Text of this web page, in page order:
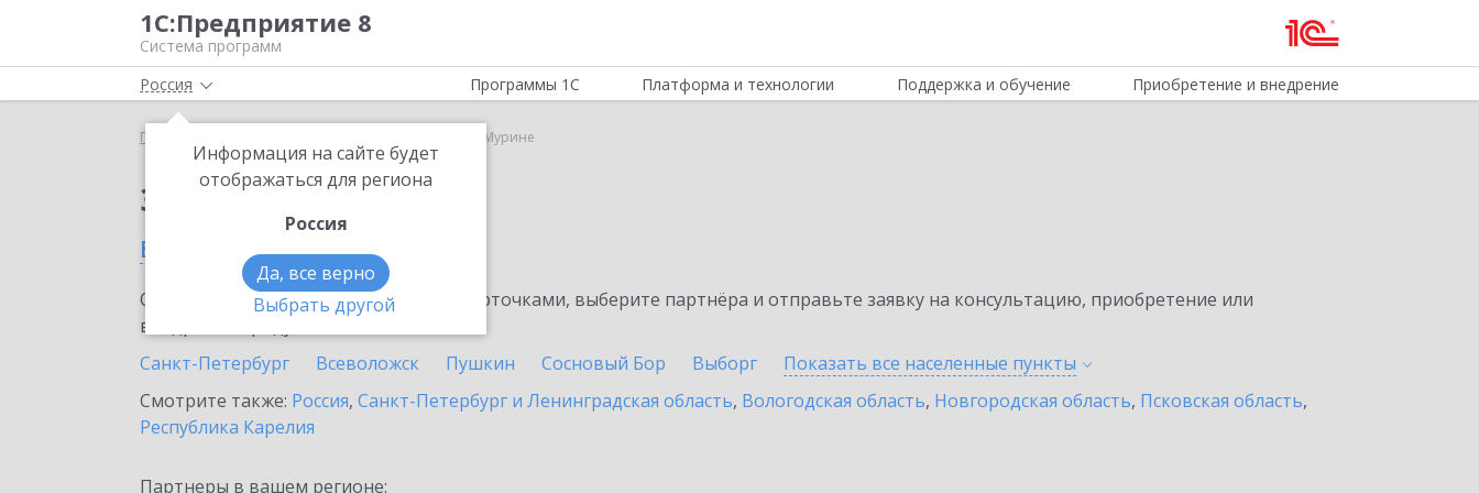
1С:Предприятие 8
Система программ
Россия
Информация на сайте будет
отображаться для региона
Россия
Да, все верно
Выбрать другой
Программы 1С Платформа и технологии Поддержка и обучение Приобретение и внедрение
Главная 1С:ЕГИСЗ в Мурине
Заказать 1С:ЕГИСЗ
в Мурине
Ознакомьтесь с информационными карточками, выберите партнёра и отправьте заявку на консультацию, приобретение или
внедрение продукта.
Санкт-Петербург
Всеволожск Пушкин Сосновый Бор Выборг Показать все населенные пункты
Смотрите также: Россия, Санкт-Петербург и Ленинградская область, Вологодская область, Новгородская область, Псковская область,
Республика Карелия
Партнеры в вашем регионе: